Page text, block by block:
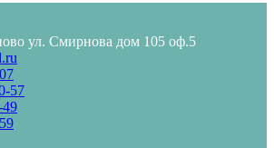
ул. Смирнова дом 105 оф.5
57